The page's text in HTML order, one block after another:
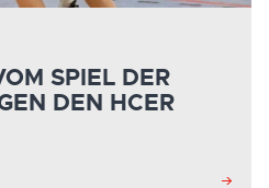
SPIEL DER
DEN HCER